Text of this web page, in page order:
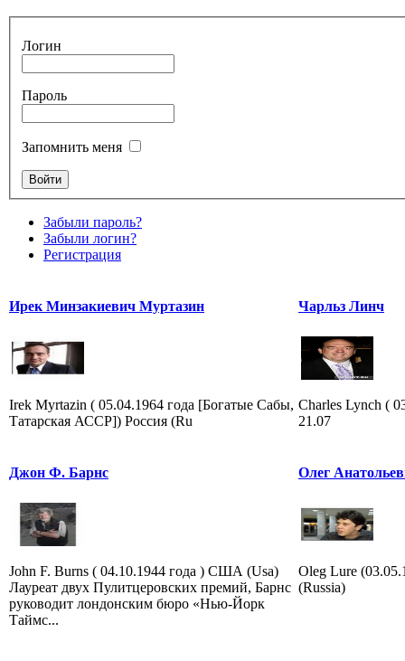
Логин
Пароль
Запомнить меня
Забыли пароль?
Забыли логин?
Регистрация
Ирек Минзакиевич Муртазин
Irek Myrtazin ( 05.04.1964 года [Богатые Сабы,
Татарская АССР]) Россия (Ru
Чарльз Линч
Charles Lynch (
21.07
Джон Ф. Барнс
John F. Burns ( 04.10.1944 года ) США (Usa)
Лауреат двух Пулитцеровских премий, Барнс
руководит лондонским бюро «Нью-Йорк
Таймс...
Олег
Oleg Lure
(Russia)